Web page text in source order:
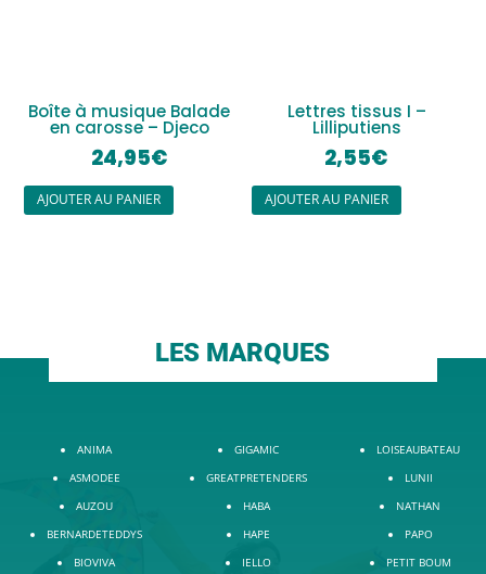
Boîte à musique Balade
en carosse – Djeco
24,95€
AJOUTER AU PANIER
Lettres tissus I –
Lilliputiens
2,55€
AJOUTER AU PANIER
LES MARQUES
ANIMA
ASMODEE
AUZOU
BERNARDETEDDYS
BIOVIVA
GIGAMIC
GREATPRETENDERS
HABA
HAPE
IELLO
LOISEAUBATEAU
LUNII
NATHAN
PAPO
PETIT BOUM